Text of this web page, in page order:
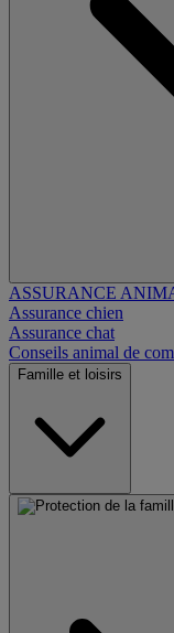
ASSURANCE
Assurance chien
Assurance chat
Conseils animal de
Famille et loisirs